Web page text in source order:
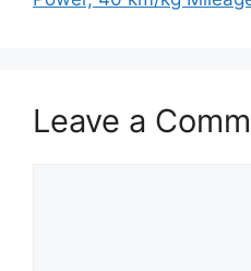
Leave a